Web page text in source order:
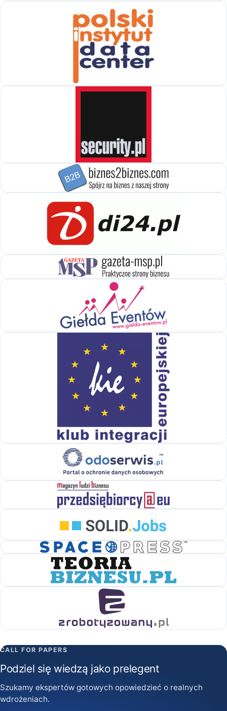
CALL FOR PAPERS
Podziel się wiedzą jako prelegent
Szukamy ekspertów gotowych opowiedzieć o realnych
wdrożeniach.